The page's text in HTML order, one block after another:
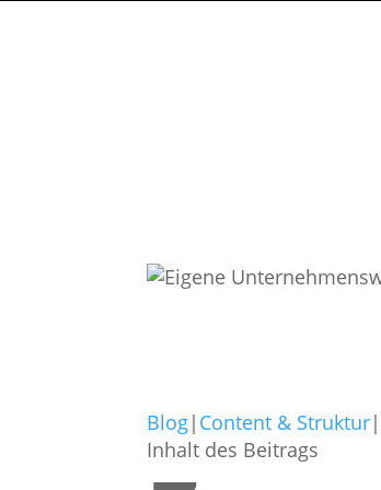
Blog| Content & Struktur|
Inhalt des Beitrags